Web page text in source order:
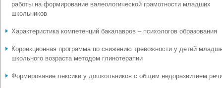
работы на формирование валеологической грамотности младших
школьников
Характеристика компетенций бакалавров – психологов образования
Коррекционная программа по снижению тревожности у детей
школьного возраста методом глинотерапии
Формирование лексики у дошкольников с общим недоразвитием